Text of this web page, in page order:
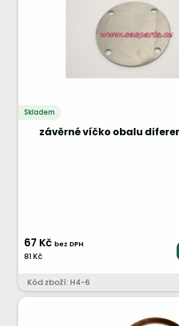
Skladem
závěrné víčko obalu
67 Kč bez DPH
81 Kč
Kód zboží: H4-6